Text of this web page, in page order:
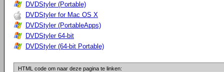
DVDStyler (Portable)
DVDStyler for Mac OS X
DVDStyler (PortableApps)
DVDStyler 64-bit
DVDStyler (64-bit Portable)
HTML code om naar deze pagina te linken: